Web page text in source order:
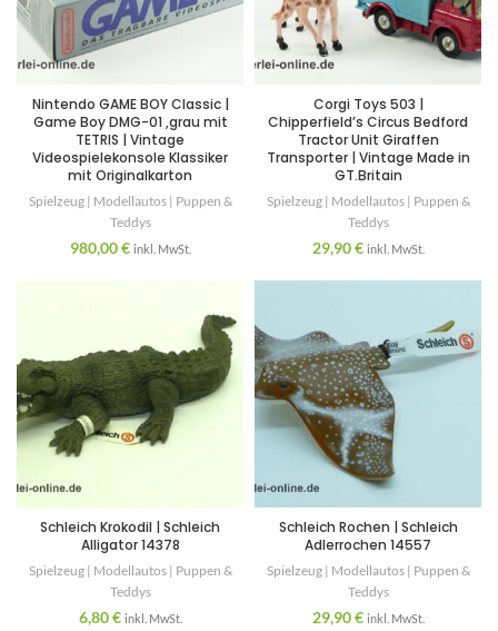
Nintendo GAME BOY Classic |
Game Boy DMG-01 ,grau mit
TETRIS | Vintage
Videospielekonsole Klassiker
mit Originalkarton
Spielzeug | Modellautos | Puppen &
Teddys
980,00€ inkl. MwSt.
Corgi Toys 503 |
Chipperfield’s Circus Bedford
Tractor Unit Giraffen
Transporter | Vintage Made in
GT.Britain
Spielzeug | Modellautos | Puppen &
Teddys
29,90€ inkl. MwSt.
Schleich Krokodil | Schleich
Alligator 14378
Spielzeug | Modellautos | Puppen &
Teddys
6,80€ inkl. MwSt.
Schleich Rochen | Schleich
Adlerrochen 14557
Spielzeug | Modellautos | Puppen &
Teddys
29,90€ inkl. MwSt.